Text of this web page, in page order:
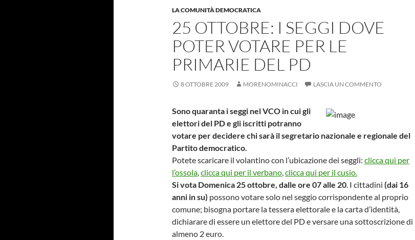
LA COMUNITÀ DEMOCRATICA
25 OTTOBRE: I SEGGI DOVE
POTER VOTARE PER LE
PRIMARIE DEL PD
8 OTTOBRE 2009 MORENOMINACCI LASCIA UN COMMENTO
Sono quaranta i seggi nel VCO in cui gli
elettori del PD e gli iscritti potranno
votare per decidere chi sarà il segretario nazionale e regionale del
Partito democratico.
Potete scaricare il volantino con l’ubicazione dei seggli: clicca qui per
l’ossola,clicca qui per il verbano,clicca qui per il cusio.
Si vota Domenica 25 ottobre, dalle ore 07 alle 20. I cittadini (dai 16
anni in su) possono votare solo nel seggio corrispondente al proprio
comune; bisogna portare la tessera elettorale e la carta d’identità,
dichiarare di essere un elettore del PD e versare una sottoscrizione di
almeno 2 euro.